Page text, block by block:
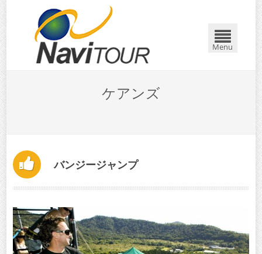
Menu
ケアンズ
バンジージャンプ